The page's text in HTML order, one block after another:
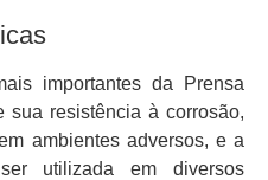
importantes da Prensa
sua resistência à corrosão,
ambientes adversos, e a
utilizada em diversos